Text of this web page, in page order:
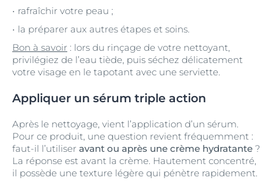
rafraîchir votre peau ;
la préparer aux autres étapes et soins.
Bon à savoir : lors du rinçage de votre nettoyant,
privilégiez de l’eau tiède, puis séchez délicatement
votre visage en le tapotant avec une serviette.
Appliquer un sérum triple action
Après le nettoyage, vient l’application d’un sérum.
Pour ce produit, une question revient fréquemment :
faut-il l’utiliser avant ou après une crème hydratante ?
La réponse est avant la crème. Hautement concentré,
il possède une texture légère qui pénètre rapidement.